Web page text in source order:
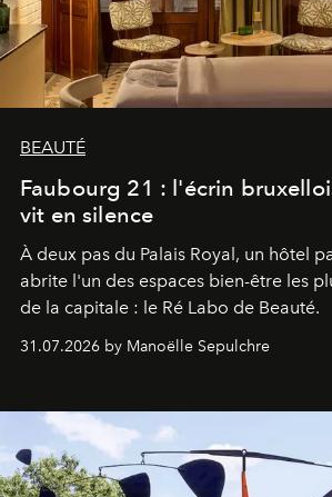
BEAUTÉ
Faubourg 21 : l'écrin
vit en silence
À deux pas du Palais Royal, un hôtel
abrite l'un des espaces bien-être les
de la capitale : le Ré Labo de Beauté.
31.07.2026 by Manoëlle Sepulchre